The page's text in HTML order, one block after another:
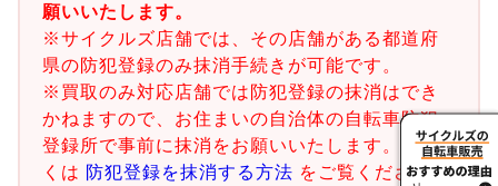
願いいたします。
※サイクルズ店舗では、その店舗がある都道府
県の防犯登録のみ抹消手続きが可能です。
※買取のみ対応店舗では防犯登録の抹消はでき
かねますので、お住まいの自治体の自転車防犯
登録所で事前に抹消をお願いいたします。詳し
くは 防犯登録を抹消する方法 をご覧ください。